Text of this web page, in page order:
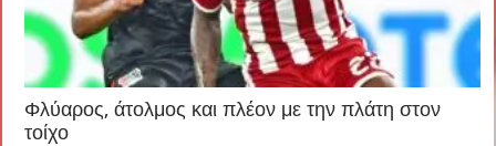
Φλύαρος, άτολμος και πλέον με την πλάτη στον
τοίχο